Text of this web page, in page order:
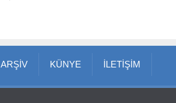
ARŞİV KÜNYE İLETİŞİM